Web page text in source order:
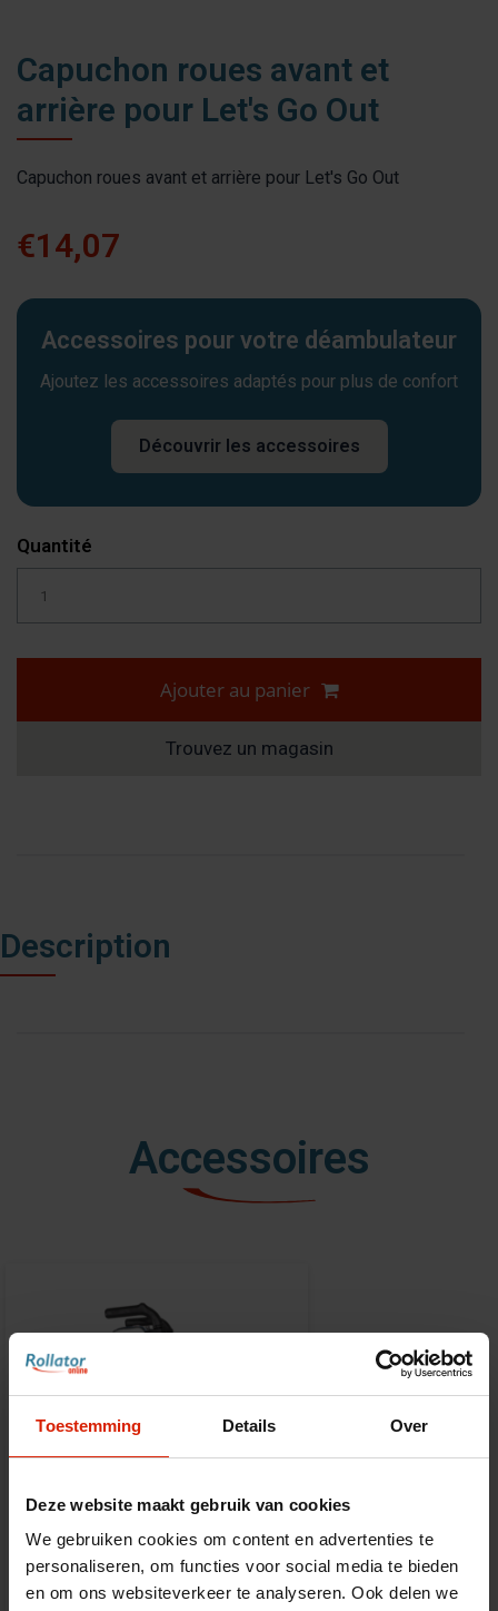
Toestemming Details Over
Deze website maakt gebruik van cookies
We gebruiken cookies om content en advertenties te
personaliseren, om functies voor social media te bieden
en om ons websiteverkeer te analyseren. Ook delen we
Capuchon roues avant et
arrière pour Let's Go Out
Capuchon roues avant et arrière pour Let's Go Out
€14,07
Accessoires pour votre déambulateur
Ajoutez les accessoires adaptés pour plus de confort
Découvrir les accessoires
Quantité
Ajouter au panier
Trouvez un magasin
Description
Accessoires